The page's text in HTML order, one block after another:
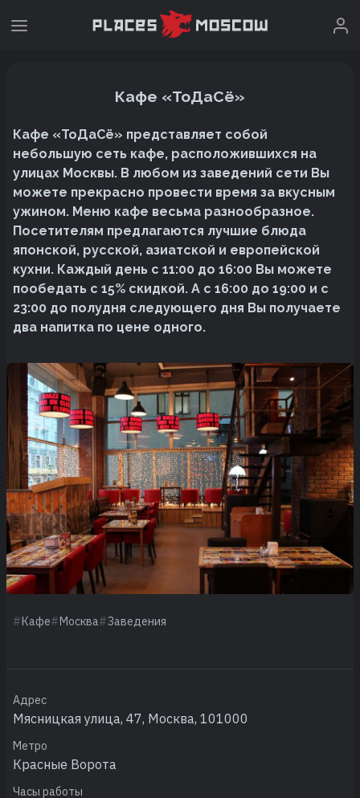
Кафе «ТоДаСё»
Кафе «ТоДаСё» представляет собой
небольшую сеть кафе, расположившихся на
улицах Москвы. В любом из заведений сети Вы
можете прекрасно провести время за вкусным
ужином. Меню кафе весьма разнообразное.
Посетителям предлагаются лучшие блюда
японской, русской, азиатской и европейской
кухни. Каждый день с 11:00 до 16:00 Вы можете
пообедать с 15% скидкой. А с 16:00 до 19:00 и с
23:00 до полудня следующего дня Вы получаете
два напитка по цене одного.
Кафе Москва Заведения
Адрес
Мясницкая улица, 47, Москва, 101000
Метро
Красные Ворота
Часы работы